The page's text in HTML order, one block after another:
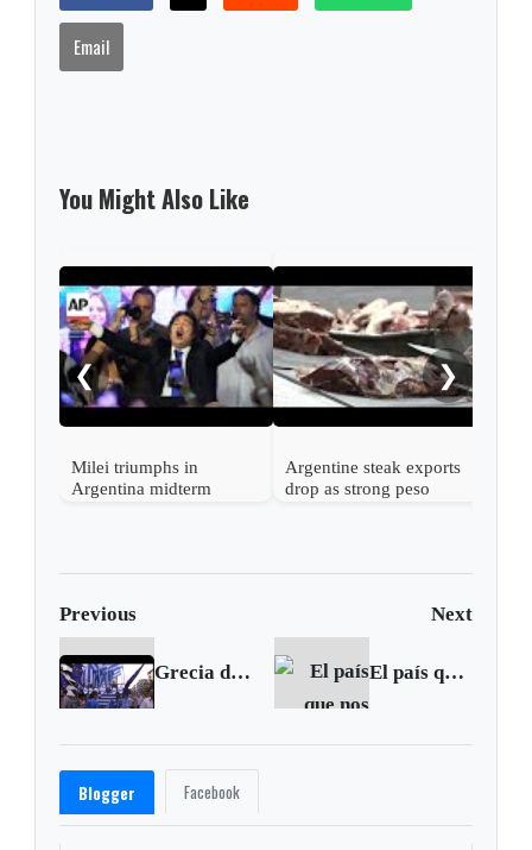
Email
You Might Also Like
❮
Milei triumphs in
Argentina midterm
Argentine steak exports
drop as strong peso
❯
Previous Next
Grecia define el futuro de su destino en el Eurogrupo El país que nos van a dejar en 2018 es un país dominado por las Farc: Álvaro Uribe
Blogger Facebook